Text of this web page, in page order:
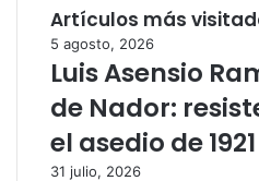
Artículos más
5 agosto, 2026
Luis Asensio
de Nador:
el asedio de 1921
31 julio, 2026